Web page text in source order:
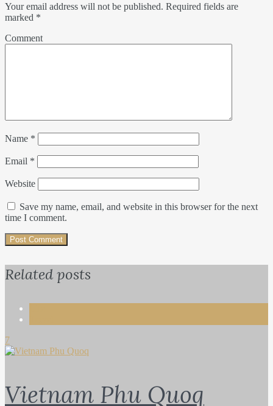
Your email address will not be published. Required fields are
marked *
Comment
Name *
Email *
Website
Save my name, email, and website in this browser for the next
time I comment.
Related posts
7
Vietnam Phu Quoq